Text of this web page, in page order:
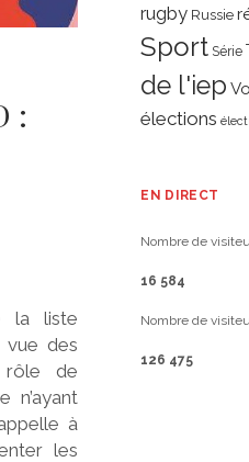
:
la liste
vue des
rôle de
n’ayant
à
les
rugby Russie
Sport Série
de l'iep
élections
EN DIRECT
Nombre de
16 584
Nombre de
126 475